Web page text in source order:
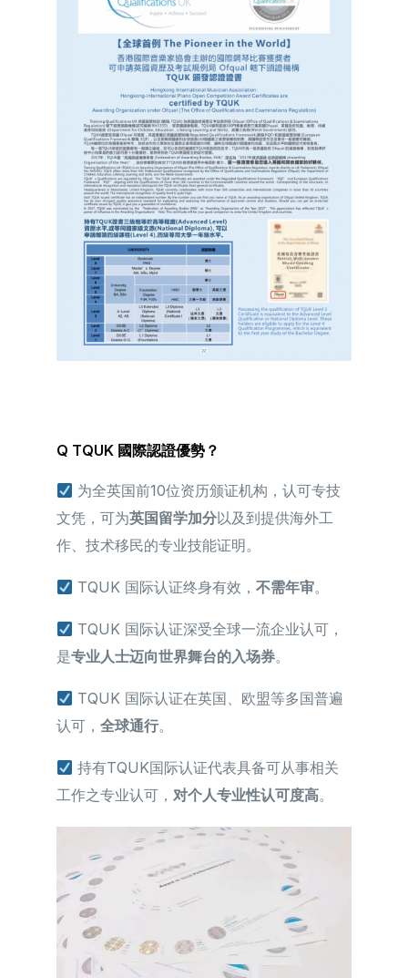
Q TQUK 國際認證優勢？
为全英国前10位资历颁证机构，认可专技
文凭，可为英国留学加分以及到提供海外工
作、技术移民的专业技能证明。
TQUK 国际认证终身有效， 不需年审。
TQUK 国际认证深受全球一流企业认可，
是专业人士迈向世界舞台的入场券。
TQUK 国际认证在英国、欧盟等多国普遍
认可， 全球通行。
持有TQUK国际认证代表具备可从事相关
工作之专业认可， 对个人专业性认可度高。